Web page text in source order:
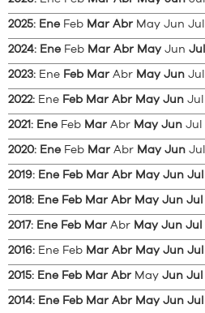
2025: Ene Feb Mar Abr May Jun Jul
2024: Ene Feb Mar Abr May Jun Jul
2023: Ene Feb Mar Abr May Jun Jul
2022: Ene Feb Mar Abr May Jun Jul
2021: Ene Feb Mar Abr May Jun Jul
2020: Ene Feb Mar Abr May Jun Jul
2019: Ene Feb Mar Abr May Jun Jul
2018: Ene Feb Mar Abr May Jun Jul
2017: Ene Feb Mar Abr May Jun Jul
2016: Ene Feb Mar Abr May Jun Jul
2015: Ene Feb Mar Abr May Jun Jul
2014: Ene Feb Mar Abr May Jun Jul